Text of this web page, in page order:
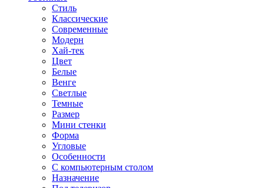
Стиль
Классические
Современные
Модерн
Хай-тек
Цвет
Белые
Венге
Светлые
Темные
Размер
Мини стенки
Форма
Угловые
Особенности
С компьютерным столом
Назначение